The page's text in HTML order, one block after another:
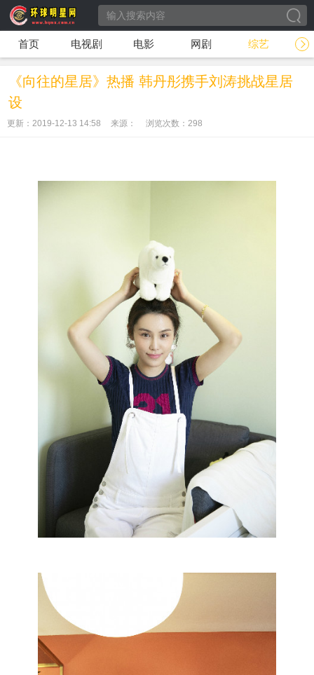
首页 电视剧 电影 网剧 综艺
《向往的星居》热播 韩丹彤携手刘涛挑战星居
设
更新：2019-12-13 14:58 来源： 浏览次数： 298